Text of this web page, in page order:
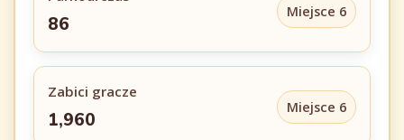
86
Miejsce 6
Zabici gracze
1,960
Miejsce 6